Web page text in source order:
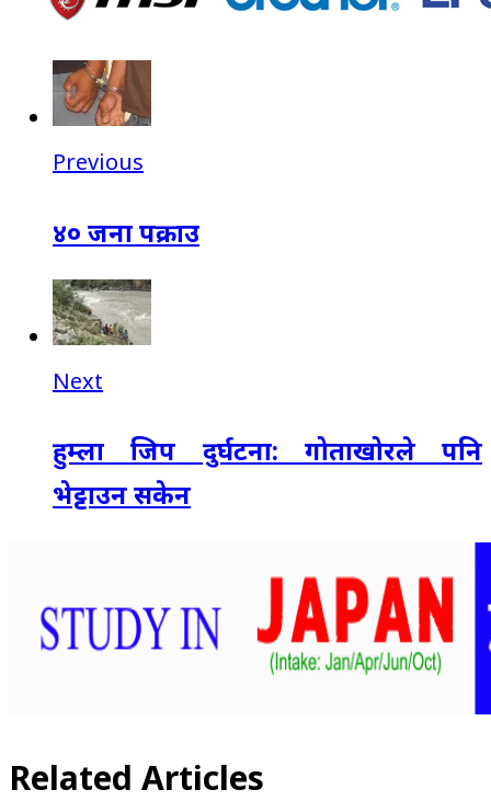
Previous
४० जना पक्राउ
Next
हुम्ला जिप दुर्घटना: गोताखोरले पनि
भेट्टाउन सकेन
Related Articles